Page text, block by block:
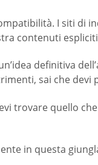
I siti di
contenuti
definitiva
sai che devi
trovare quello
in questa